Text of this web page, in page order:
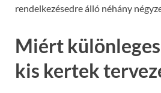
rendelkezésedre álló néhány
Miért
kis kertek